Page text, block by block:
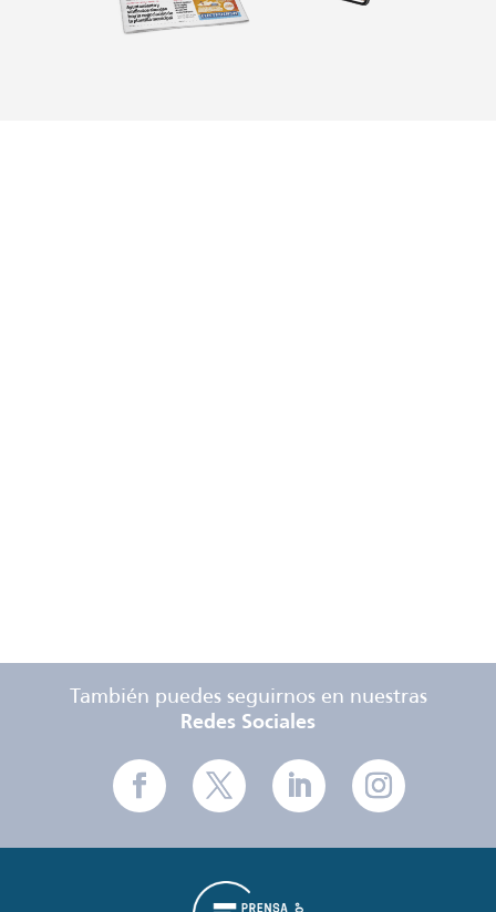
También puedes seguirnos en nuestras
Redes Sociales